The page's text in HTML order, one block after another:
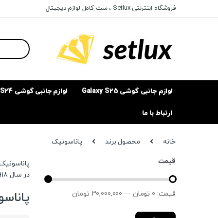
to
to
فروشگاه اینترنتی Setlux ، ست ِکامل لوازم دیجیتال
Search
for:
لوازم جانبی گوشی Galaxy S25 لوازم جانبی گوشی Galaxy S24
ارتباط با ما
خانه محصول برند پاناسونیک
در سال ۱۹۱۸ توسط کونوسوکه ماتسوشیتا تحت نام ماتسوشیتا تأسیس شد .
قیمت
حداقل
حداكثر
قيمت: 0 تومان — 30,000,000 تومان